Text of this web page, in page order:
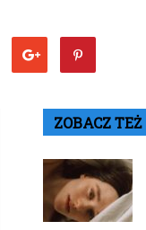
ZOBACZ TEŻ